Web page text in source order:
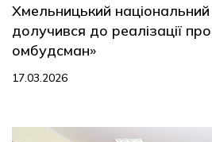
Хмельницький національний
долучився до реалізації
омбудсман»
17.03.2026